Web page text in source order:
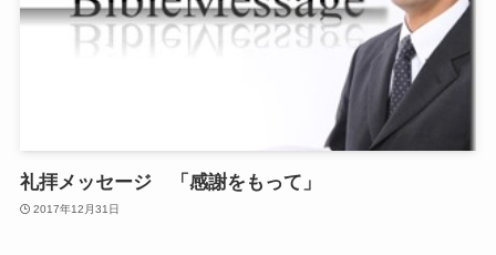
礼拝メッセージ 「感謝をもって」
2017年12月31日